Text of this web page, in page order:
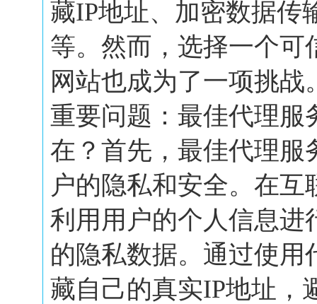
藏IP地址、加密数据传
等。然而，选择一个可
网站也成为了一项挑
重要问题：最佳代理服
在？首先，最佳代理服
户的隐私和安全。在
利用用户的个人信息进
的隐私数据。通过使
藏自己的真实IP地址，